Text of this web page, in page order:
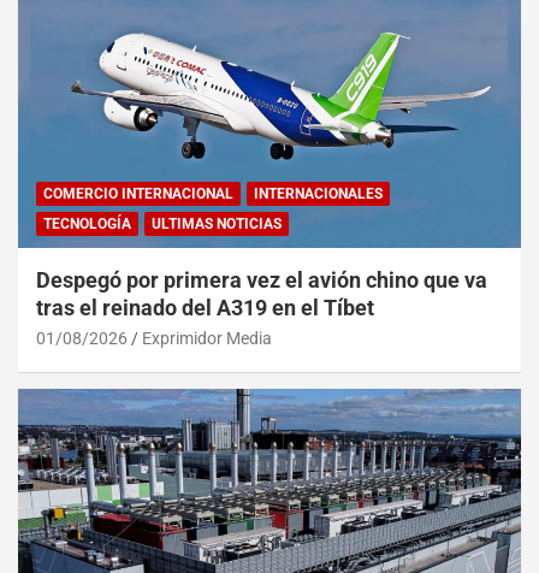
COMERCIO INTERNACIONAL
INTERNACIONALES
TECNOLOGÍA
ULTIMAS NOTICIAS
Despegó por primera vez el avión chino que va
tras el reinado del A319 en el Tíbet
01/08/2026 Exprimidor Media